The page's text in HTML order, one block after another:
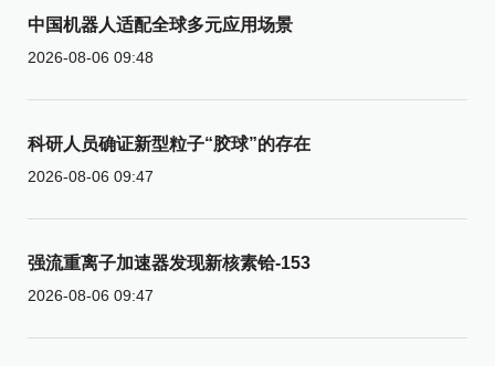
中国机器人适配全球多元应用场景
2026-08-06 09:48
科研人员确证新型粒子“胶球”的存在
2026-08-06 09:47
强流重离子加速器发现新核素铪-153
2026-08-06 09:47